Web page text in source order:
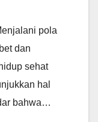
pola
dan
sehat
hal
bahwa…